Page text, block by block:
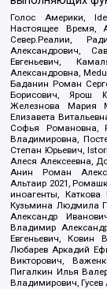
Голос Америки,
Настоящее Время,
Север.Реалии,
Александрович,
Евгеньевич,
Александровна,
Баданин Роман
Борисович, Ярош
Железнова Мария
Елизавета
Софья Романовна,
Владимировна,
Степан Юрьевич,
Алеся Алексеевна,
Анин Роман
Альтаир 2021,
иноагенты,
Кузьмина Людмила
Александр
Владимир
Евгеньевич, Ковин
Любарев Аркадий
Викторович,
Пигалкин Илья
Владимирович,